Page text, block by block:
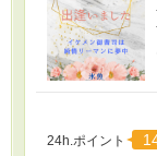
24h.ポイント